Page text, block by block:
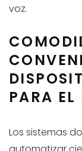
voz.
PARA EL
Los sistemas